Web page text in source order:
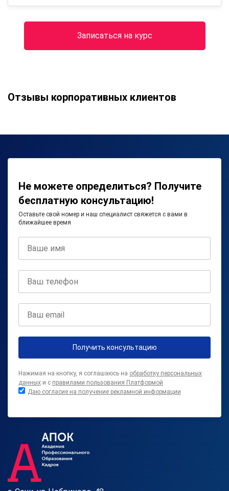
Записаться на курс
Отзывы корпоративных клиентов
Не можете определиться? Получите
бесплатную консультацию!
Оставьте свой номер и наш специалист свяжется с вами в
ближайшее время
Получить консультацию
Нажимая на кнопку, я соглашаюсь на обработку персональных
данных и с правилами пользования Платформой
Даю согласие на получение рекламной информации